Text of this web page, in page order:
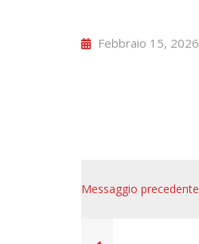
Febbraio 15, 2026
Messaggio precedente